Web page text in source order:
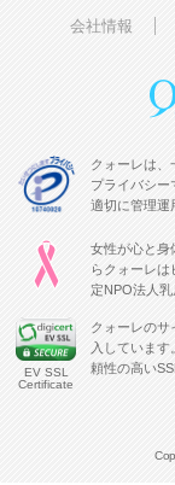
会社情報
クォーレは、
プライバシー
適切に管理運
女性が心と身
らクォーレ
定NPO法人乳
EV SSL
Certificate
クォーレのサ
入していま
頼性の高い